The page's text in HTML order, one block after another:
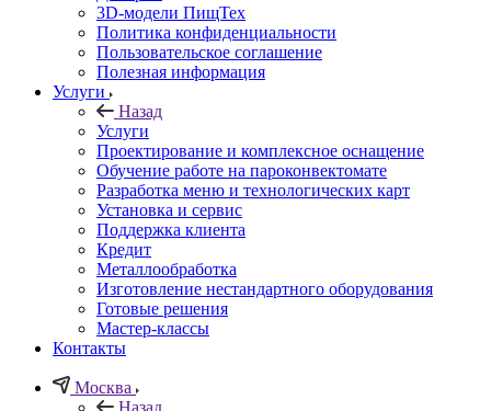
3D-модели ПищТех
Политика конфиденциальности
Пользовательское соглашение
Полезная информация
Услуги
Назад
Услуги
Проектирование и комплексное оснащение
Обучение работе на пароконвектомате
Разработка меню и технологических карт
Установка и сервис
Поддержка клиента
Кредит
Металлообработка
Изготовление нестандартного оборудования
Готовые решения
Мастер-классы
Контакты
Москва
Назад